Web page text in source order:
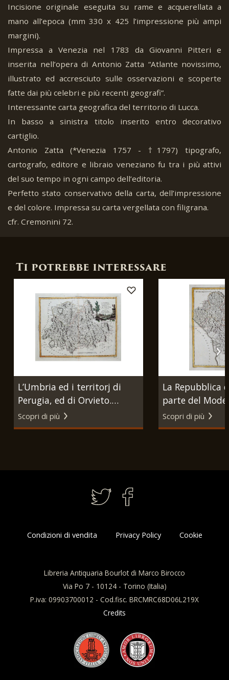
Incisione originale eseguita su rame e acquerellata a
mano all’epoca (mm 330 x 425 l’impressione più ampi
margini).
Impressa a Venezia nel 1783 da Giovanni Pitteri e
inserita nell’opera di Antonio Zatta “Atlante novissimo,
illustrato ed accresciuto sulle osservazioni e scoperte
fatte dai più celebri e più recenti geografi”.
Interessante carta geografica del territorio di Lucca.
In basso a sinistra titolo inserito entro decorativo
cartiglio.
Antonio Zatta (*Venezia 1757 - †1797) tipografo,
cartografo, editore e libraio veneziano fu tra i più attivi
del suo tempo in ogni campo dell’editoria.
Perfetto stato conservativo della carta, dell’impressione
e del colore. Impressa su carta vergellata con filigrana.
cfr. Cremonini 72.
Ti potrebbe interessare
L’Umbria ed i territorj di
Perugia, ed di Orvieto.
Venezia, Antonio Zatta,
1783.
Scopri di più
La Repubblica
parte del
comprende la
il Ducato di
Scopri di più
Condizioni di vendita Privacy Policy Cookie
Libreria Antiquaria Bourlot di Marco Birocco
Via Po 7 - 10124 - Torino (Italia)
P.iva: 09903700012 - Cod.fisc. BRCMRC68D06L219X
Credits